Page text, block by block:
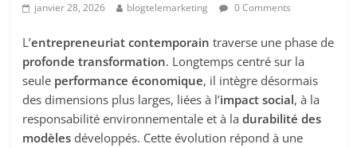
janvier 28, 2026 blogtelemarketing 0 Comments
L’entrepreneuriat contemporain traverse une phase de
profonde transformation. Longtemps centré sur la
seule performance économique, il intègre désormais
des dimensions plus larges, liées à l’impact social, à la
responsabilité environnementale et à ladurabilité des
modèles développés. Cette évolution répond à une